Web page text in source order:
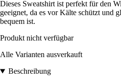
Dieses Sweatshirt ist perfekt für den
geeignet, da es vor Kälte schützt und
bequem ist.
Produkt nicht verfügbar
Alle Varianten ausverkauft
Beschreibung